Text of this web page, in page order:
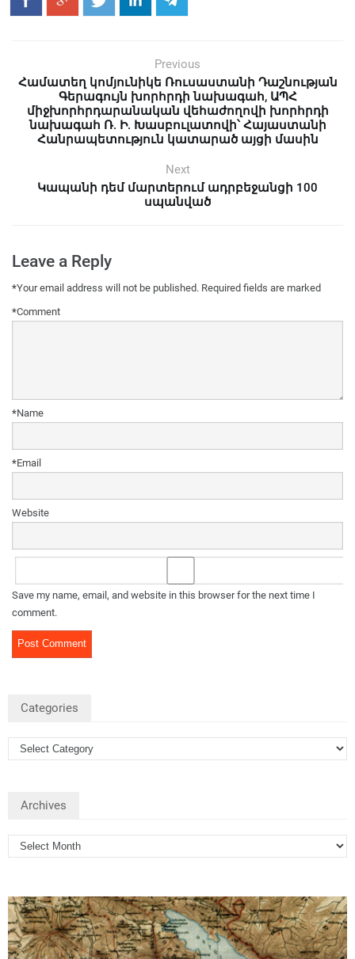
Previous
Համատեղ կոմյունիկե Ռուսաստանի Դաշնության
Գերագույն խորհրդի նախագահ, ԱՊՀ
միջխորհրդարանական վեհաժողովի խորհրդի
նախագահ Ռ. Ի. Խասբուլատովի՝ Հայաստանի
Հանրապետություն կատարած այցի մասին
Next
Կապանի դեմ մարտերում ադրբեջանցի 100
սպանված
Leave a Reply
Your email address will not be published. Required fields are marked
*
Comment
*
Name
*
Email
*
Website
Save my name, email, and website in this browser for the next time I
comment.
Categories
Archives